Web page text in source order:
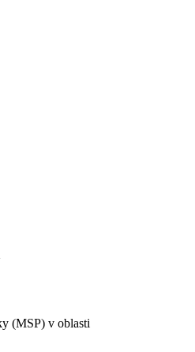
(MSP) v oblasti